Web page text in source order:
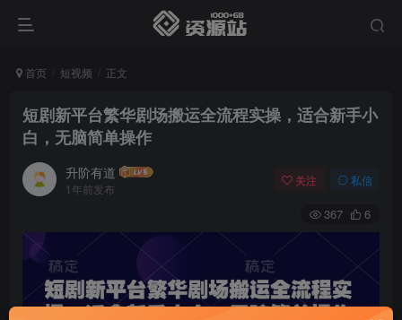
首页 短视频 正文
短剧新平台繁华剧场搬运全流程实操，适合新手小
白，无脑简单操作
升阶有道
1年前发布
关注 私信
367 6